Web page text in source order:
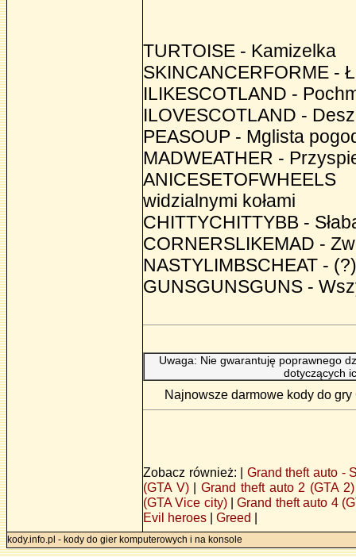
TURTOISE - Kamizelka
SKINCANCERFORME -
ILIKESCOTLAND -
ILOVESCOTLAND -
PEASOUP - Mglista
MADWEATHER -
widzialnymi kołami
CHITTYCHITTYBB -
CORNERSLIKEMAD -
NASTYLIMBSCHEAT - (?)
GUNSGUNSGUNS -
Uwaga: Nie gwarantuję poprawnego
dotyczących
Najnowsze darmowe kody do
Zobacz również: | Grand theft auto -
(GTA V)|Grand theft auto 2 (GTA 2)
(GTA Vice city)|Grand theft auto 4
Evil heroes | Greed |
kody.info.pl - kody do gier komputerowych i na konsole